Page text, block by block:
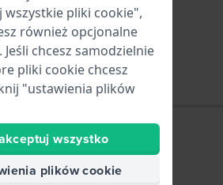
z poniższej listy.
Stal nierdzewna
wszystkie pliki cookie",
również opcjonalne
chcesz samodzielnie
pliki cookie chcesz
"ustawienia plików
wszystko
plików cookie